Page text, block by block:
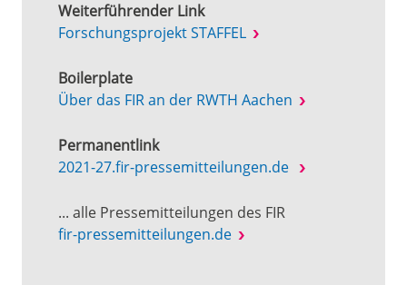
Weiterführender Link
Forschungsprojekt STAFFEL
Boilerplate
Über das FIR an der RWTH Aachen
Permanentlink
2021-27.fir-pressemitteilungen.de
... alle Pressemitteilungen des FIR
fir-pressemitteilungen.de